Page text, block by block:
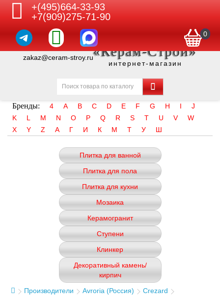
+(495)664-33-93
+7(909)275-71-90
0
zakaz@ceram-stroy.ru«Керам-Строй»
интернет-магазин
Бренды: 4 A B C D E F G H I
J
K
L M N O P Q R S T U V
W
X
Y Z А Г И К М Т У Ш
Плитка для ванной
Плитка для пола
Плитка для кухни
Мозаика
Керамогранит
Ступени
Клинкер
Декоративный камень/
кирпич
Производители
Avroria (Россия) Crezard